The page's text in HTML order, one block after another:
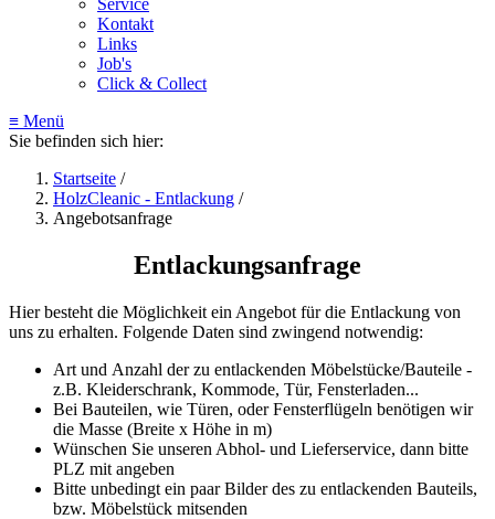
Service
Kontakt
Links
Job's
Click & Collect
≡ Menü
Sie befinden sich hier:
Startseite /
HolzCleanic - Entlackung /
Angebotsanfrage
Entlackungsanfrage
Hier besteht die Möglichkeit ein Angebot für die Entlackung von
uns zu erhalten. Folgende Daten sind zwingend notwendig:
Art und Anzahl der zu entlackenden Möbelstücke/Bauteile -
z.B. Kleiderschrank, Kommode, Tür, Fensterladen...
Bei Bauteilen, wie Türen, oder Fensterflügeln benötigen wir
die Masse (Breite x Höhe in m)
Wünschen Sie unseren Abhol- und Lieferservice, dann bitte
PLZ mit angeben
Bitte unbedingt ein paar Bilder des zu entlackenden Bauteils,
bzw. Möbelstück mitsenden